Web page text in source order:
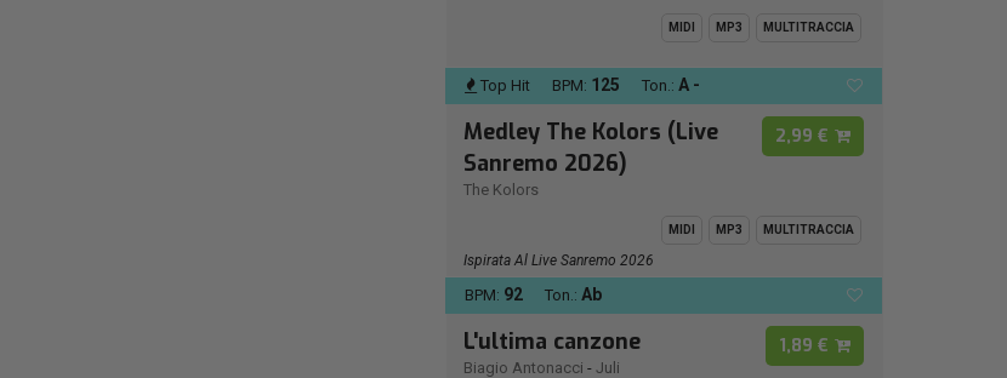
MIDI MP3 MULTITRACCIA
Top Hit BPM: 125 Ton.: A -
Medley The Kolors (Live
Sanremo 2026)
The Kolors
2,99 €
MIDI MP3 MULTITRACCIA
Ispirata Al Live Sanremo 2026
BPM: 92 Ton.: Ab
L'ultima canzone
Biagio Antonacci - Juli
1,89 €